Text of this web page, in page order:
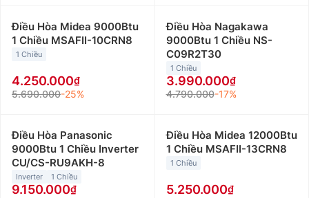
Điều Hòa Midea 9000Btu
1 Chiều MSAFII-10CRN8
1 Chiều
4.250.000
5.690.000-25%
Điều Hòa Nagakawa
9000Btu 1 Chiều NS-
C09R2T30
1 Chiều
3.990.000
4.790.000-17%
Điều Hòa Panasonic
9000Btu 1 Chiều Inverter
CU/CS-RU9AKH-8
Inverter 1 Chiều
9.150.000
Điều Hòa Midea 12000Btu
1 Chiều MSAFII-13CRN8
1 Chiều
5.250.000